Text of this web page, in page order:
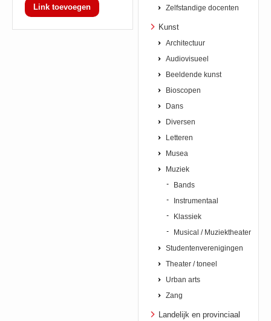
Link toevoegen
Zelfstandige docenten
Kunst
Architectuur
Audiovisueel
Beeldende kunst
Bioscopen
Dans
Diversen
Letteren
Musea
Muziek
Bands
Instrumentaal
Klassiek
Musical / Muziektheater
Studentenverenigingen
Theater / toneel
Urban arts
Zang
Landelijk en provinciaal